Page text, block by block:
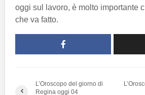
oggi sul lavoro, è molto importante
che va fatto.
L’Oroscopo del giorno di
Regina oggi 04